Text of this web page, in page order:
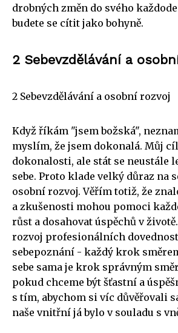
drobných změn do svého
budete se cítit jako bohyně.
2 Sebevzdělávání a
2 Sebevzdělávání a osobní rozvoj
Když říkám "jsem božská",
myslím, že jsem dokonalá. Můj
dokonalosti, ale stát se neustále
sebe. Proto klade velký důraz na
osobní rozvoj. Věřím totiž, že
a zkušenosti mohou pomoci
růst a dosahovat úspěchů v
rozvoj profesionálních
sebepoznání - každý krok
sebe sama je krok správným
pokud chceme být šťastní a
s tím, abychom si víc důvěřovali
naše vnitřní já bylo v souladu s